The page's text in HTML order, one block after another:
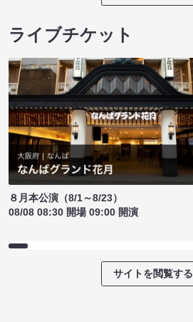
ライブチケット
８月本公演（8/1～8/23）
08/08 08:30 開場 09:00 開演
サイトを閲覧する